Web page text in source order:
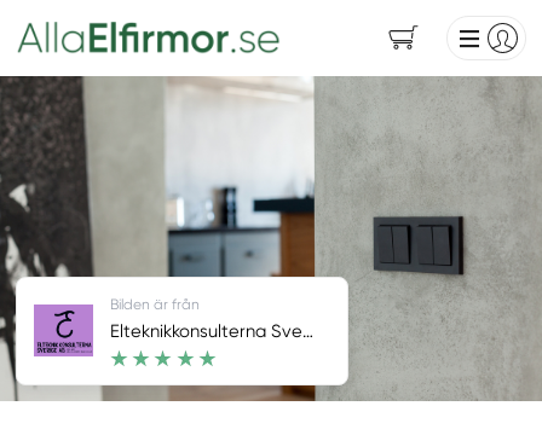
Bilden är från
Elteknikkonsulterna Sverige AB